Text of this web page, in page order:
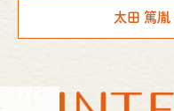
太田 篤胤